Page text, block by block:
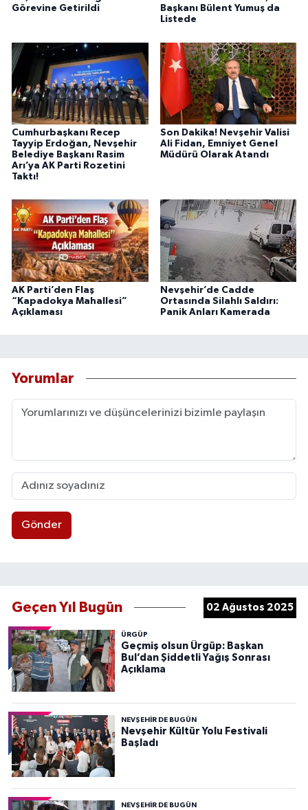
Görevine Getirildi
Başkanı Bülent Yumuş da
Listede
Cumhurbaşkanı Recep
Tayyip Erdoğan, Nevşehir
Belediye Başkanı Rasim
Arı’ya AK Parti Rozetini
Taktı!
Son Dakika! Nevşehir Valisi
Ali Fidan, Emniyet Genel
Müdürü Olarak Atandı
AK Parti’den Flaş
“Kapadokya Mahallesi”
Açıklaması
Nevşehir’de Cadde
Ortasında Silahlı Saldırı:
Panik Anları Kamerada
Yorumlar
Gönder
Geçen Yıl Bugün 02 Ağustos 2025
ÜRGÜP
Geçmiş olsun Ürgüp: Başkan
Bul’dan Şiddetli Yağış Sonrası
Açıklama
NEVŞEHIR DE BUGÜN
Nevşehir Kültür Yolu Festivali
Başladı
NEVŞEHIR DE BUGÜN